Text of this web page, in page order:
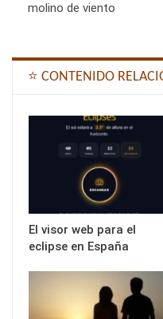
molino de viento
⭐ CONTENIDO
El visor web para el
eclipse en España